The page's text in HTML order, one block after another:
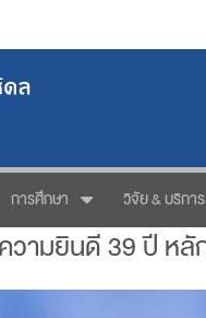
การศึกษา วิจัย & บริการ
วามยินดี 39 ปี ห